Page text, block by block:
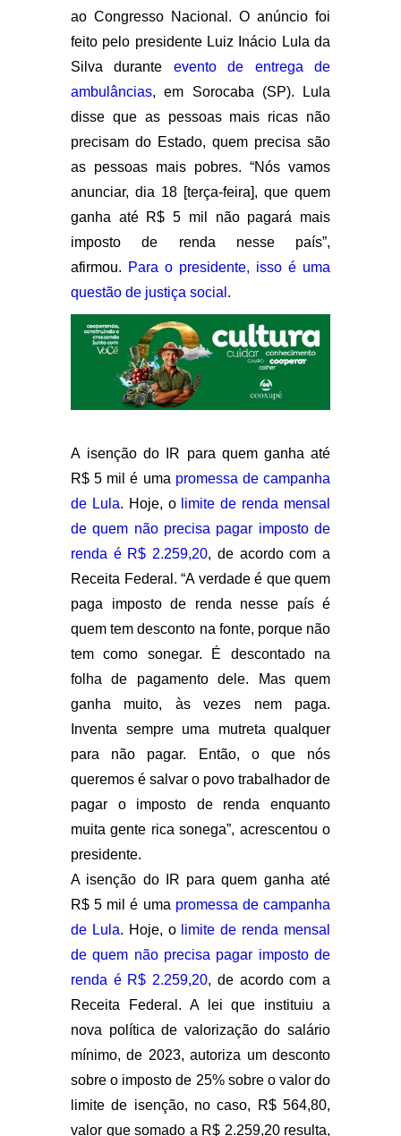
ao Congresso Nacional. O anúncio foi
feito pelo presidente Luiz Inácio Lula da
Silva durante evento de entrega de
ambulâncias, em Sorocaba (SP). Lula
disse que as pessoas mais ricas não
precisam do Estado, quem precisa são
as pessoas mais pobres. “Nós vamos
anunciar, dia 18 [terça-feira], que quem
ganha até R$ 5 mil não pagará mais
imposto de renda nesse país”,
afirmou. Para o presidente, isso é uma
questão de justiça social .
A isenção do IR para quem ganha até
R$ 5 mil é uma promessa de campanha
de Lula. Hoje, o limite de renda mensal
de quem não precisa pagar imposto de
renda é R$ 2.259,20, de acordo com a
Receita Federal. “A verdade é que quem
paga imposto de renda nesse país é
quem tem desconto na fonte, porque não
tem como sonegar. É descontado na
folha de pagamento dele. Mas quem
ganha muito, às vezes nem paga.
Inventa sempre uma mutreta qualquer
para não pagar. Então, o que nós
queremos é salvar o povo trabalhador de
pagar o imposto de renda enquanto
muita gente rica sonega”, acrescentou o
presidente.
A isenção do IR para quem ganha até
R$ 5 mil é uma promessa de campanha
de Lula. Hoje, o limite de renda mensal
de quem não precisa pagar imposto de
renda é R$ 2.259,20, de acordo com a
Receita Federal. A lei que instituiu a
nova política de valorização do salário
mínimo, de 2023, autoriza um desconto
sobre o imposto de 25% sobre o valor do
limite de isenção, no caso, R$ 564,80,
valor que somado a R$ 2.259,20 resulta,